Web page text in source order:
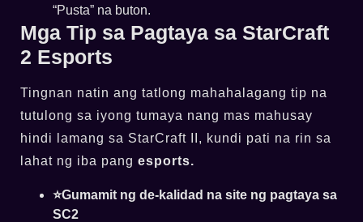
“Pusta” na buton.
Mga Tip sa Pagtaya sa StarCraft
2 Esports
Tingnan natin ang tatlong mahahalagang tip na
tutulong sa iyong tumaya nang mas mahusay
hindi lamang sa StarCraft II, kundi pati na rin sa
lahat ng iba pang esports.
⭐Gumamit ng de-kalidad na site ng pagtaya sa
SC2